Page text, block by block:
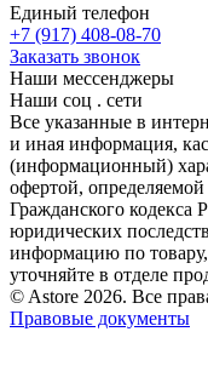
Единый телефон
+7 (917) 408-08-70
Заказать звонок
Наши мессенджеры
Наши соц . сети
Все указанные в
и иная информация,
(информационный)
офертой,
Гражданского
юридических
информацию по товару,
уточняйте в отделе
© Astore 2026. Все
Правовые документы